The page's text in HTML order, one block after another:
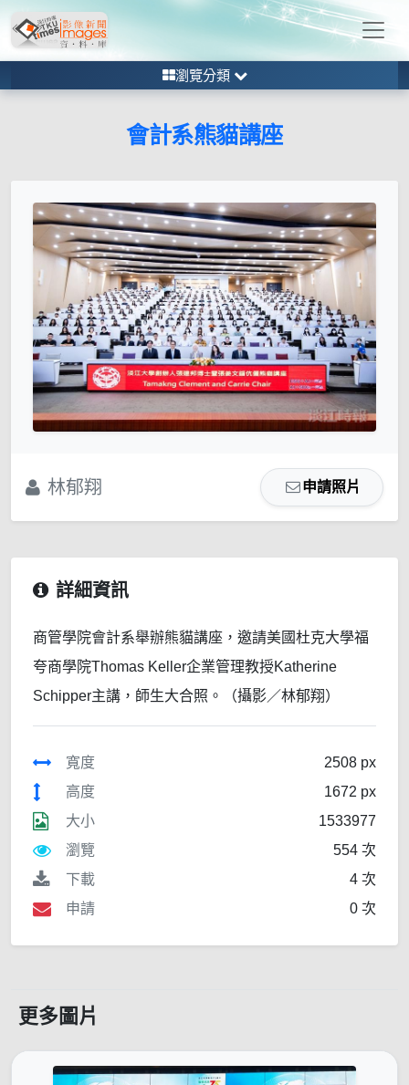
瀏覽分類
會計系熊貓講座
林郁翔 申請照片
詳細資訊
商管學院會計系舉辦熊貓講座，邀請美國杜克大學福
夸商學院Thomas Keller企業管理教授Katherine
Schipper主講，師生大合照。（攝影／林郁翔）
寬度
2508 px
高度
1672 px
大小
1533977
瀏覽
554 次
下載
4 次
申請
0 次
更多圖片